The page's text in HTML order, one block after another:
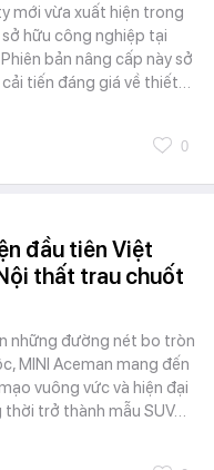
mới vừa xuất hiện trong
hữu công nghiệp tại
bản nâng cấp này sở
cải tiến đáng giá về thiết…
0
đầu tiên Việt
thất trau chuốt
những đường nét bo tròn
MINI Aceman mang đến
vuông vức và hiện đại
thời trở thành mẫu SUV…